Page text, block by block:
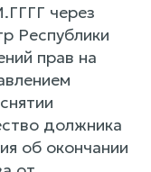
через
Республики
прав на
должника
об окончании